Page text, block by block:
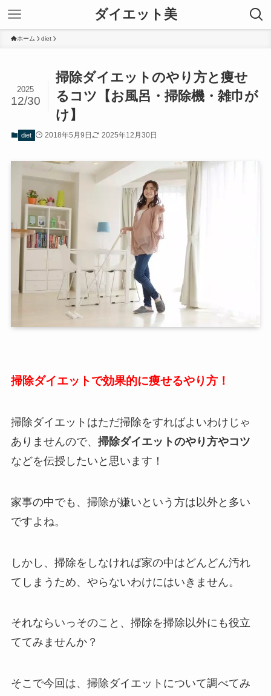
ダイエット美
ホーム diet
掃除ダイエットのやり方と痩せ
るコツ【お風呂・掃除機・雑巾が
け】
2025
12/30
diet 2018年5月9日 2025年12月30日
掃除ダイエットで効果的に痩せるやり方！
掃除ダイエットはただ掃除をすればよいわけじゃ
ありませんので、 掃除ダイエットのやり方やコツ
などを伝授したいと思います！
家事の中でも、掃除が嫌いという方は以外と多い
ですよね。
しかし、掃除をしなければ家の中はどんどん汚れ
てしまうため、やらないわけにはいきません。
それならいっそのこと、掃除を掃除以外にも役立
ててみませんか？
そこで今回は、掃除ダイエットについて調べてみ